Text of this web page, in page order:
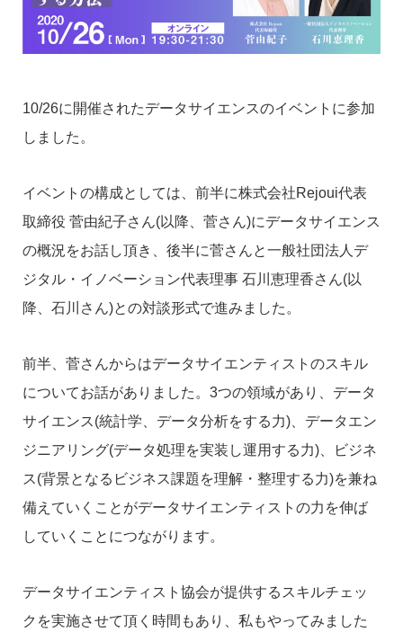
10/26に開催されたデータサイエンスのイベントに参加
しました。
イベントの構成としては、前半に株式会社Rejoui代表
取締役 菅由紀子さん(以降、菅さん)にデータサイエンス
の概況をお話し頂き、後半に菅さんと一般社団法人デ
ジタル・イノベーション代表理事 石川恵理香さん(以
降、石川さん)との対談形式で進みました。
前半、菅さんからはデータサイエンティストのスキル
についてお話がありました。3つの領域があり、データ
サイエンス(統計学、データ分析をする力)、データエン
ジニアリング(データ処理を実装し運用する力)、ビジネ
ス(背景となるビジネス課題を理解・整理する力)を兼ね
備えていくことがデータサイエンティストの力を伸ば
していくことにつながります。
データサイエンティスト協会が提供するスキルチェッ
クを実施させて頂く時間もあり、私もやってみました